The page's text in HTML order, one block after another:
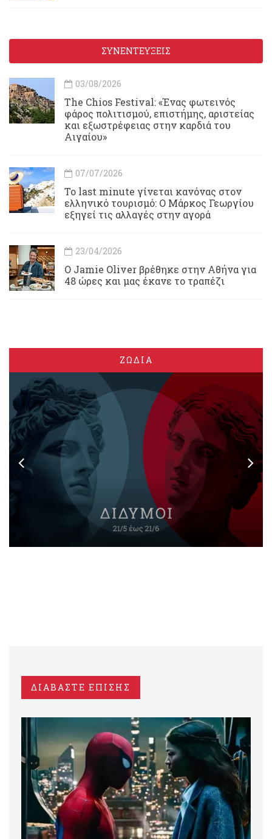
ΣΥΝΕΝΤΕΥΞΕΙΣ
03/08/2026
Τhe Chios Festival: «Ένας φωτεινός
φάρος πολιτισμού, επιστήμης, αριστείας
και εξωστρέφειας στην καρδιά του
Αιγαίου»
07/07/2026
Το last minute γίνεται κανόνας στον
ελληνικό τουρισμό: Ο Μάρκος Γεωργίου
εξηγεί τις αλλαγές στην αγορά
23/04/2026
Ο Jamie Oliver βρέθηκε στην Αθήνα για
48 ώρες και μας έκανε το τραπέζι
ΖΩΔΙΑ
ΔΙΑΒΑΣΤΕ ΕΠΙΣΗΣ